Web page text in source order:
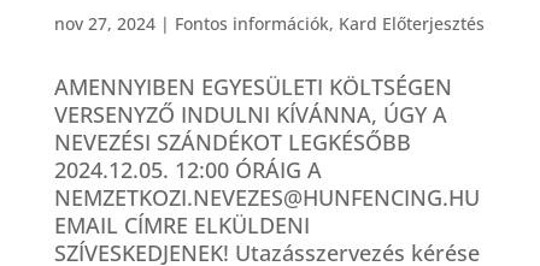
nov 27, 2024| Fontos információk, Kard Előterjesztés
AMENNYIBEN EGYESÜLETI KÖLTSÉGEN
VERSENYZŐ INDULNI KÍVÁNNA, ÚGY A
NEVEZÉSI SZÁNDÉKOT LEGKÉSŐBB
2024.12.05. 12:00 ÓRÁIG A
NEMZETKOZI.NEVEZES@HUNFENCING.HU
EMAIL CÍMRE ELKÜLDENI
SZÍVESKEDJENEK! Utazásszervezés kérése